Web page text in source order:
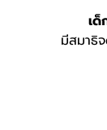
เ
มีสมาธิ